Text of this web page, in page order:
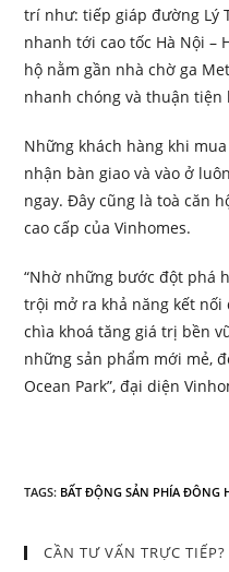
trí như: tiếp giáp đường Lý
nhanh tới cao tốc Hà Nội –
hộ nằm gần nhà chờ ga
nhanh chóng và thuận
Những khách hàng khi
nhận bàn giao và vào ở
ngay. Đây cũng là toà căn
cao cấp của Vinhomes.
“Nhờ những bước đột phá
trội mở ra khả năng kết nối
chìa khoá tăng giá trị bền
những sản phẩm mới mẻ,
Ocean Park”, đại diện
TAGS: BẤT ĐỘNG SẢN PHÍA ĐÔNG
CẦN TƯ VẤN TRỰC